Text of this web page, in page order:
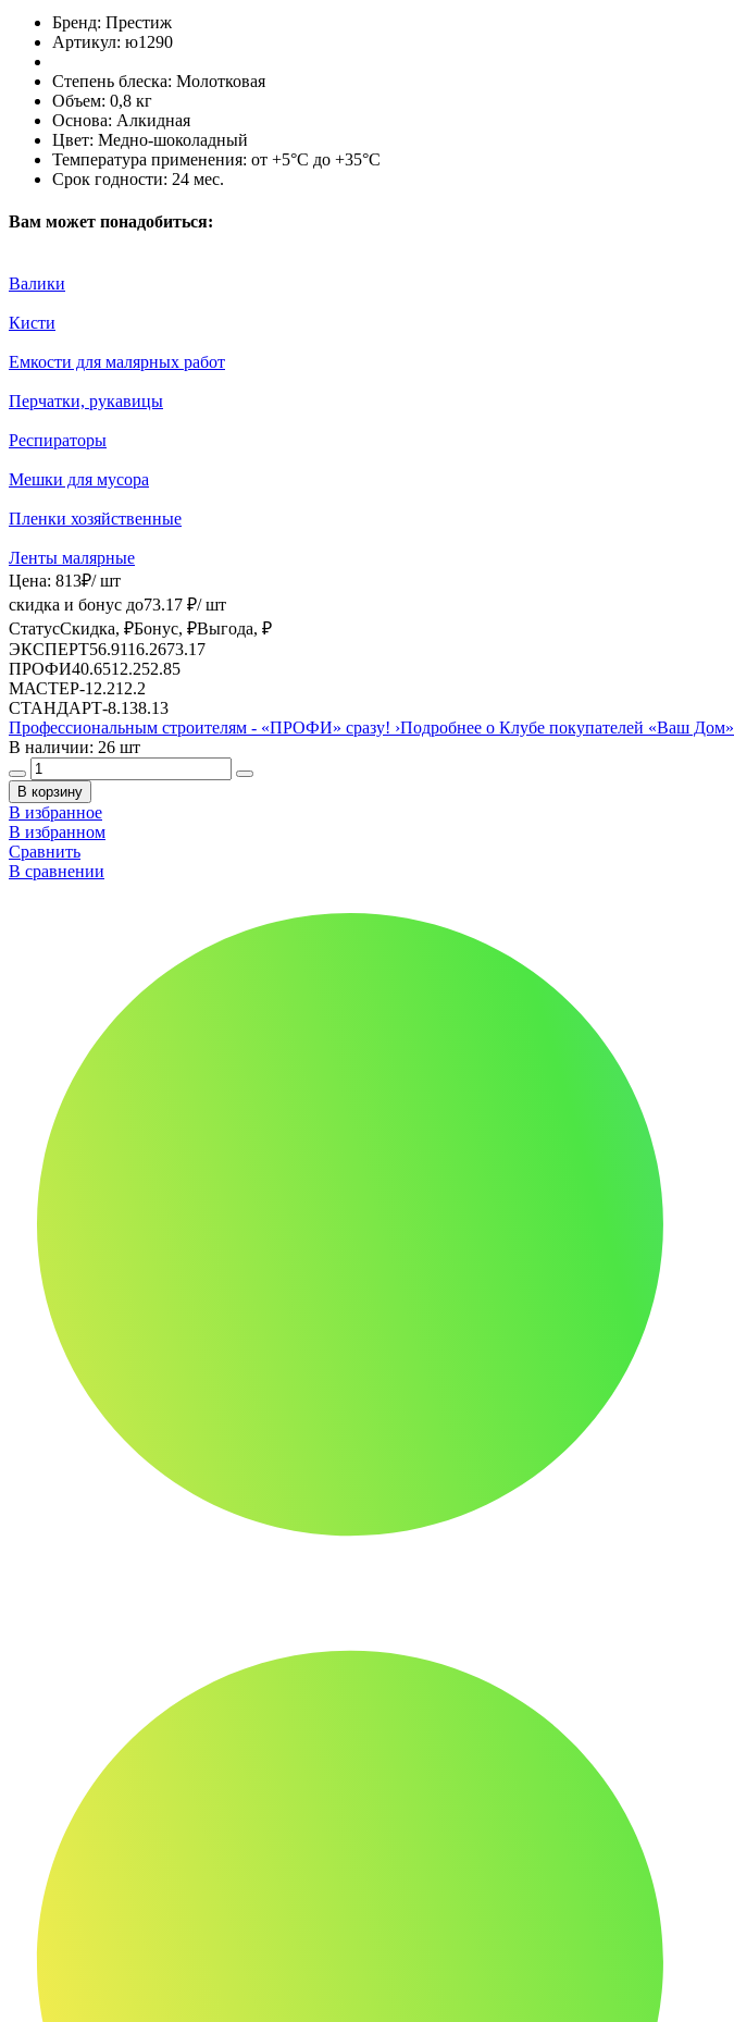
Бренд: Престиж
Артикул: ю1290
Степень блеска: Молотковая
Объем: 0,8 кг
Основа: Алкидная
Цвет: Медно-шоколадный
Температура применения: от +5°С до +35°С
Срок годности: 24 мес.
Вам может понадобиться:
Валики
Кисти
Емкости для малярных работ
Перчатки, рукавицы
Респираторы
Мешки для мусора
Пленки хозяйственные
Ленты малярные
Цена: 813₽/ шт
скидка и бонус до73.17 ₽/ шт
СтатусСкидка, ₽Бонус, ₽Выгода, ₽
ЭКСПЕРТ56.9116.2673.17
ПРОФИ40.6512.252.85
МАСТЕР-12.212.2
СТАНДАРТ-8.138.13
Профессиональным строителям - «ПРОФИ» сразу! ›Подробнее о Клубе покупателей «Ваш Дом»
В наличии: 26 шт
В корзину
В избранное
В избранном
Сравнить
В сравнении